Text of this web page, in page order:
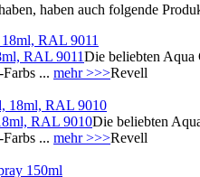
haben auch folgende
RAL 9011Die beliebten Aqua
... mehr >>>Revell
RAL 9010Die beliebten
... mehr >>>Revell